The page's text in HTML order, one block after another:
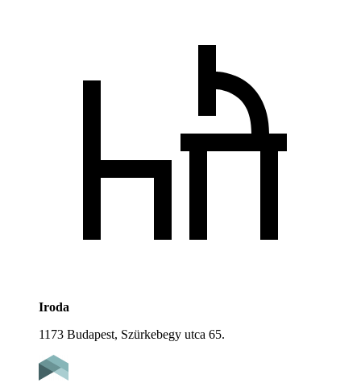
Iroda
1173 Budapest, Szürkebegy utca 65.